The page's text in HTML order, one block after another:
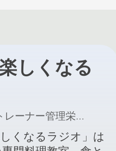
しくなる
料理の基礎トレーナー管理栄養士の二本木ゆうこ
しくなるラジオ」は